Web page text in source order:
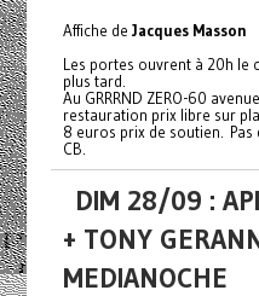
Affiche de Jacques Masson
Les portes ouvrent à 20h le
plus tard.
Au GRRRND ZERO-60
restauration prix libre sur
8 euros prix de soutien. Pas
CB.
DIM 28/09 :
+ TONY
MEDIANOCHE